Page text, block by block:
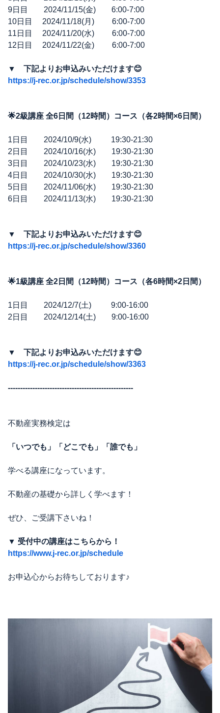
9日目 2024/11/15(金) 6:00-7:00
10日目 2024/11/18(月) 6:00-7:00
11日目 2024/11/20(水) 6:00-7:00
12日目 2024/11/22(金) 6:00-7:00
▼ 下記よりお申込みいただけます😊
https://j-rec.or.jp/schedule/show/3353
🌟2級講座 全6日間（12時間）コース（各2時間×6日間）
1日目 2024/10/9(水) 19:30-21:30
2日目 2024/10/16(水) 19:30-21:30
3日目 2024/10/23(水) 19:30-21:30
4日目 2024/10/30(水) 19:30-21:30
5日目 2024/11/06(水) 19:30-21:30
6日目 2024/11/13(水) 19:30-21:30
▼ 下記よりお申込みいただけます😊
https://j-rec.or.jp/schedule/show/3360
🌟1級講座 全2日間（12時間）コース（各6時間×2日間）
1日目 2024/12/7(土) 9:00-16:00
2日目 2024/12/14(土) 9:00-16:00
▼ 下記よりお申込みいただけます😊
https://j-rec.or.jp/schedule/show/3363
---------------------------------------------------
不動産実務検定は
「いつでも」「どこでも」「誰でも」
学べる講座になっています。
不動産の基礎から詳しく学べます！
ぜひ、ご受講下さいね！
▼ 受付中の講座はこちらから！
https://www.j-rec.or.jp/schedule
お申込心からお待ちしております♪